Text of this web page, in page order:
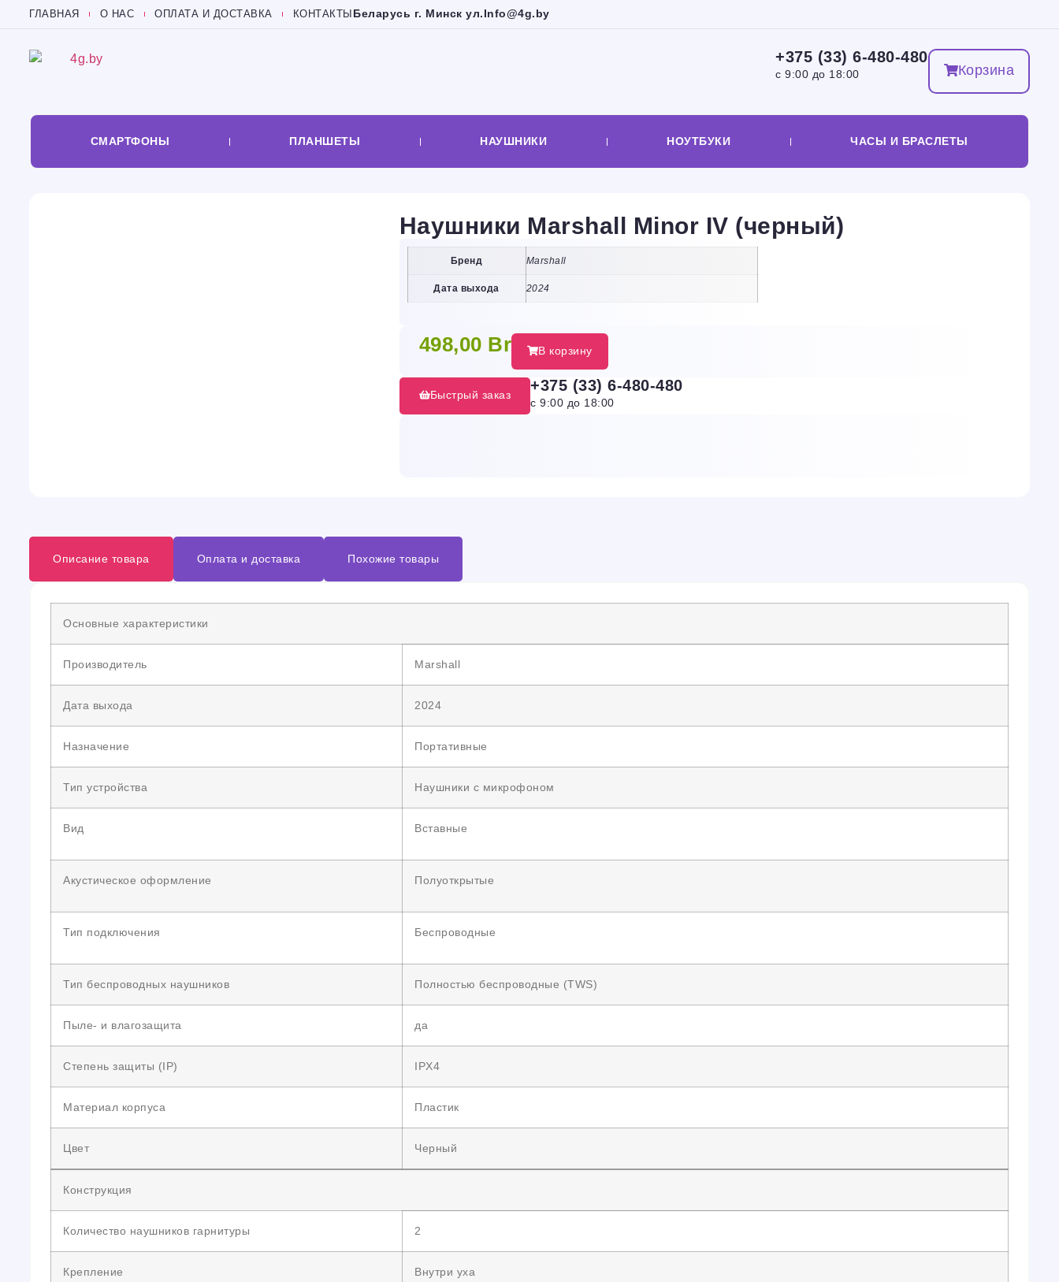
ГЛАВНАЯ О НАС ОПЛАТА И ДОСТАВКА КОНТАКТЫ Беларусь г. Минск ул.Info@4g.by
+375 (33) 6-480-480
с 9:00 до 18:00 Корзина
СМАРТФОНЫ ПЛАНШЕТЫ НАУШНИКИ НОУТБУКИ ЧАСЫ И БРАСЛЕТЫ
Наушники Marshall Minor IV (черный)
Бренд Marshall
Дата выхода 2024
498,00 Br В корзину
Быстрый заказ
+375 (33) 6-480-480
с 9:00 до 18:00
Описание товара Оплата и доставка Похожие товары
Основные характеристики
Производитель Marshall
Дата выхода 2024
Назначение Портативные
Тип устройства Наушники с микрофоном
Вид Вставные
Акустическое оформление Полуоткрытые
Тип подключения Беспроводные
Тип беспроводных наушников Полностью беспроводные (TWS)
Пыле- и влагозащита да
Степень защиты (IP) IPX4
Материал корпуса Пластик
Цвет Черный
Конструкция
Количество наушников гарнитуры 2
Крепление Внутри уха